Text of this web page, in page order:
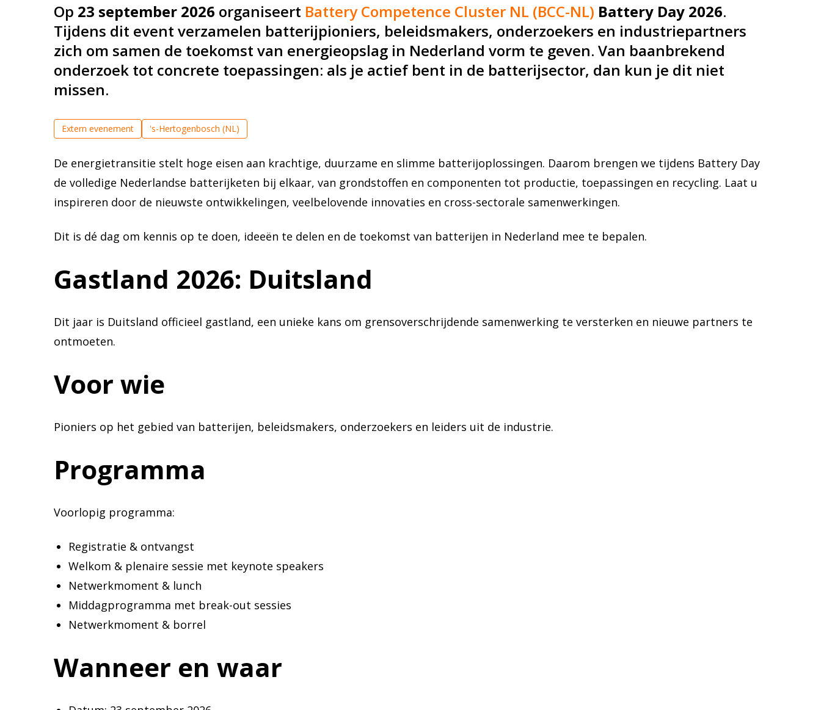
Op 23 september 2026 organiseert Battery Competence Cluster NL (BCC-NL) Battery Day 2026.
Tijdens dit event verzamelen batterijpioniers, beleidsmakers, onderzoekers en industriepartners
zich om samen de toekomst van energieopslag in Nederland vorm te geven. Van baanbrekend
onderzoek tot concrete toepassingen: als je actief bent in de batterijsector, dan kun je dit niet
missen.
Extern evenement 's-Hertogenbosch (NL)
De energietransitie stelt hoge eisen aan krachtige, duurzame en slimme batterijoplossingen. Daarom brengen we tijdens Battery Day
de volledige Nederlandse batterijketen bij elkaar, van grondstoffen en componenten tot productie, toepassingen en recycling. Laat u
inspireren door de nieuwste ontwikkelingen, veelbelovende innovaties en cross-sectorale samenwerkingen.
Dit is dé dag om kennis op te doen, ideeën te delen en de toekomst van batterijen in Nederland mee te bepalen.
Gastland 2026: Duitsland
Dit jaar is Duitsland officieel gastland, een unieke kans om grensoverschrijdende samenwerking te versterken en nieuwe partners te
ontmoeten.
Voor wie
Pioniers op het gebied van batterijen, beleidsmakers, onderzoekers en leiders uit de industrie.
Programma
Voorlopig programma:
Registratie & ontvangst
Welkom & plenaire sessie met keynote speakers
Netwerkmoment & lunch
Middagprogramma met break-out sessies
Netwerkmoment & borrel
Wanneer en waar